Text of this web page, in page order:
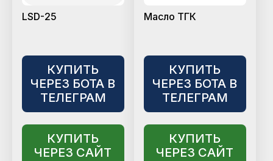
LSD-25
КУПИТЬ
ЧЕРЕЗ БОТА В
ТЕЛЕГРАМ
КУПИТЬ
ЧЕРЕЗ САЙТ
Масло ТГК
КУПИТЬ
ЧЕРЕЗ БОТА В
ТЕЛЕГРАМ
КУПИТЬ
ЧЕРЕЗ САЙТ